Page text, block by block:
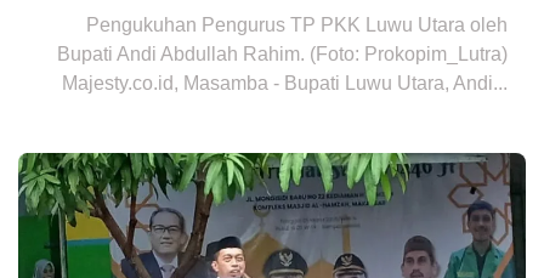
Pengukuhan Pengurus TP PKK Luwu Utara oleh
Bupati Andi Abdullah Rahim. (Foto: Prokopim_Lutra)
Majesty.co.id, Masamba - Bupati Luwu Utara, Andi...